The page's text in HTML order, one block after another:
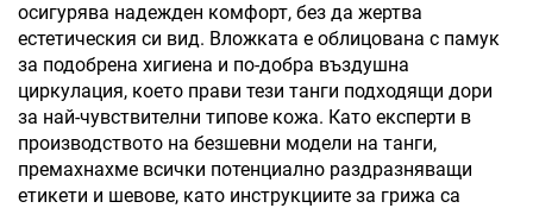
осигурява надежден комфорт, без да жертва
естетическия си вид. Вложката е облицована с памук
за подобрена хигиена и по-добра въздушна
циркулация, което прави тези танги подходящи дори
за най-чувствителни типове кожа. Като експерти в
производството на безшевни модели на танги,
премахнахме всички потенциално раздразняващи
етикети и шевове, като инструкциите за грижа са